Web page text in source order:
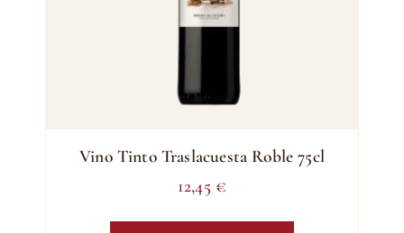
Vino Tinto Traslacuesta Roble 75cl
12,45 €